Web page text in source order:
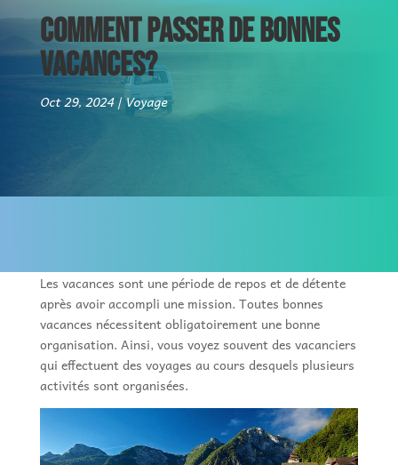
COMMENT PASSER DE BONNES
VACANCES?
Oct 29, 2024 Voyage
Les vacances sont une période de repos et de détente
après avoir accompli une mission. Toutes bonnes
vacances nécessitent obligatoirement une bonne
organisation. Ainsi, vous voyez souvent des vacanciers
qui effectuent des voyages au cours desquels plusieurs
activités sont organisées.